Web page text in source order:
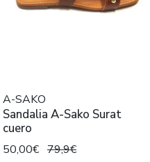
A-SAKO
Sandalia A-Sako Surat
cuero
50,00€ 79,9€